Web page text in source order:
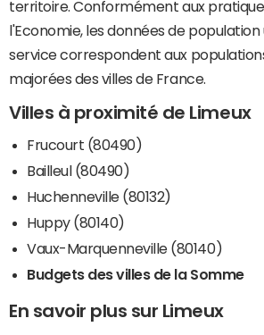
territoire. Conformément aux
l'Economie, les données de population
service correspondent aux
majorées des villes de France.
Villes à proximité de Limeux
Frucourt (80490)
Bailleul (80490)
Huchenneville (80132)
Huppy (80140)
Vaux-Marquenneville (80140)
Budgets des villes de la Somme
En savoir plus sur Limeux